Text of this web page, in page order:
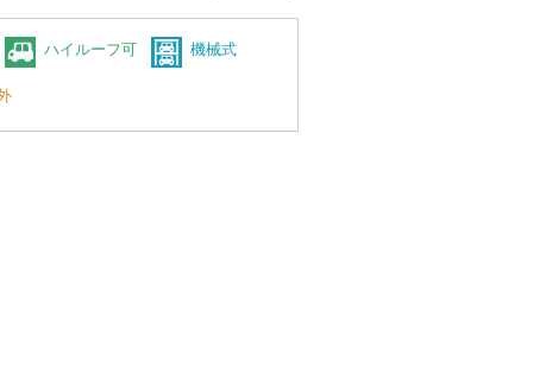
ハイルーフ可 機械式